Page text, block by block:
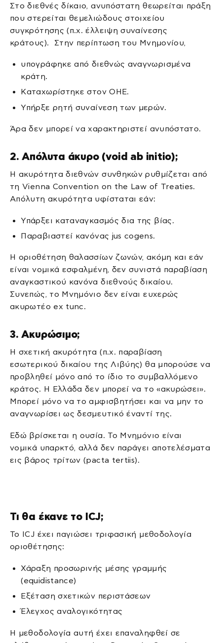
Στο διεθνές δίκαιο, ανυπόστατη θεωρείται πράξη
που στερείται θεμελιώδους στοιχείου
συγκρότησης (π.χ. έλλειψη συναίνεσης
κράτους). Στην περίπτωση του Μνημονίου,
υπογράφηκε από διεθνώς αναγνωρισμένα
κράτη.
Καταχωρίστηκε στον ΟΗΕ.
Υπήρξε ρητή συναίνεση των μερών.
Άρα δεν μπορεί να χαρακτηριστεί ανυπόστατο.
2. Απόλυτα άκυρο (void ab initio);
Η ακυρότητα διεθνών συνθηκών ρυθμίζεται από
τη Vienna Convention on the Law of Treaties.
Απόλυτη ακυρότητα υφίσταται εάν:
Υπάρξει καταναγκασμός δια της βίας.
Παραβιαστεί κανόνας jus cogens.
Η οριοθέτηση θαλασσίων ζωνών, ακόμη και εάν
είναι νομικά εσφαλμένη, δεν συνιστά παραβίαση
αναγκαστικού κανόνα διεθνούς δικαίου.
Συνεπώς, το Μνημόνιο δεν είναι ευχερώς
ακυρωτέο ex tunc.
3. Ακυρώσιμο;
Η σχετική ακυρότητα (π.χ. παραβίαση
εσωτερικού δικαίου της Λιβύης) θα μπορούσε να
προβληθεί μόνο από το ίδιο το συμβαλλόμενο
κράτος. Η Ελλάδα δεν μπορεί να το «ακυρώσει».
Μπορεί μόνο να το αμφισβητήσει και να μην το
αναγνωρίσει ως δεσμευτικό έναντί της.
Εδώ βρίσκεται η ουσία. Το Μνημόνιο είναι
νομικά υπαρκτό, αλλά δεν παράγει αποτελέσματα
εις βάρος τρίτων (pacta tertiis).
Τι θα έκανε το ICJ;
Το ICJ έχει παγιώσει τριφασική μεθοδολογία
οριοθέτησης:
Χάραξη προσωρινής μέσης γραμμής
(equidistance)
Εξέταση σχετικών περιστάσεων
Έλεγχος αναλογικότητας
Η μεθοδολογία αυτή έχει επαναληφθεί σε